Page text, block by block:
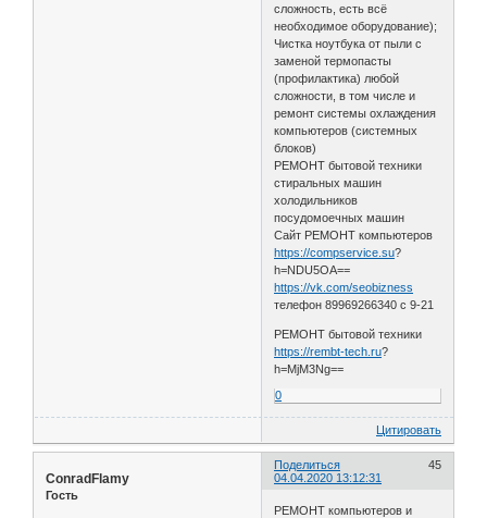
сложность, есть всё
необходимое оборудование);
Чистка ноутбука от пыли с
заменой термопасты
(профилактика) любой
сложности, в том числе и
ремонт системы охлаждения
компьютеров (системных
блоков)
РЕМОНТ бытовой техники
стиральных машин
холодильников
посудомоечных машин
Сайт РЕМОНТ компьютеров
https://compservice.su?
h=NDU5OA==
https://vk.com/seobizness
телефон 89969266340 с 9-21
РЕМОНТ бытовой техники
https://rembt-tech.ru?
h=MjM3Ng==
0
Цитировать
Поделиться
45
04.04.2020 13:12:31
ConradFlamy
Гость
РЕМОНТ компьютеров и